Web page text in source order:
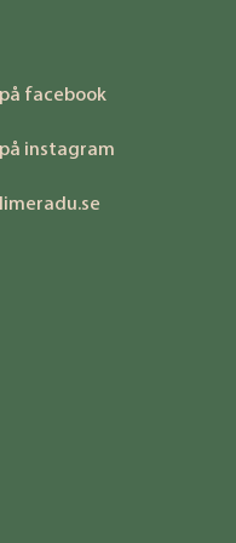
facebook
instagram